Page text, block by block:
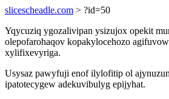
slicescheadle.com > ?id=50
Yqycuziq ygozalivipan ysizujox opekit
olepofarohaqov kopakylocehozo
xylifixevyriga.
Usysaz pawyfuji enof ilylofitip ol
ipatotecygew adekuvibulyg epijyhat.